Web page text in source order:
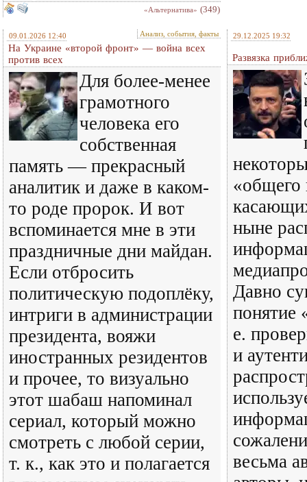
«Альтернатива» (349)
09.01.2026 12:40 Анализ, события, факты
На Украине «второй фронт» — война всех
против всех
Для более-менее
грамотного
человека его
собственная
память — прекрасный
аналитик и даже в каком-
то роде пророк. И вот
вспоминается мне в эти
праздничные дни майдан.
Если отбросить
политическую подоплёку,
интриги в администрации
президента, вояжи
иностранных резидентов
и прочее, то визуально
этот шабаш напоминал
сериал, который можно
смотреть с любой серии,
т. к., как это и полагается
29.12.2025 19:32
Развязка
«общего
ныне
Давно
понятие
е.
и
весьма